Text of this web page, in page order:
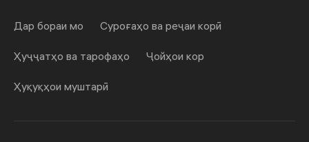
Дар бораи мо Суроғаҳо ва реҷаи корӣ
Ҳуҷҷатҳо ва тарофаҳо Ҷойҳои кор
Ҳуқуқҳои муштарӣ